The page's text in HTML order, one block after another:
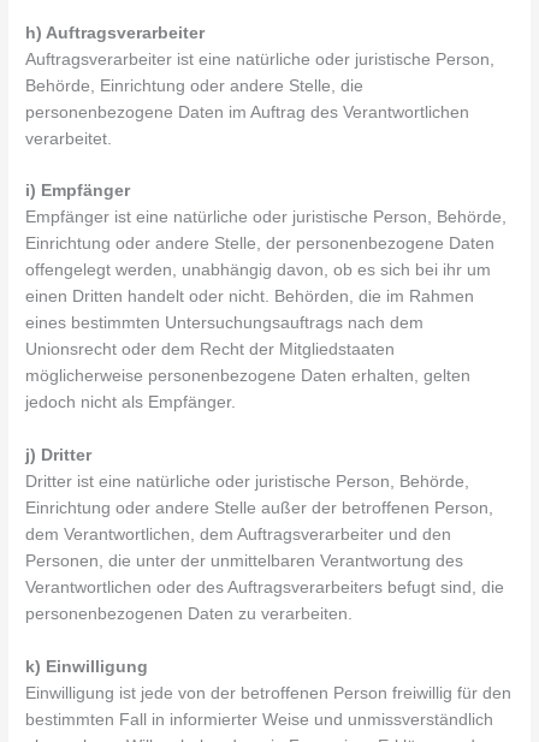
h) Auftragsverarbeiter
Auftragsverarbeiter ist eine natürliche oder juristische Person,
Behörde, Einrichtung oder andere Stelle, die
personenbezogene Daten im Auftrag des Verantwortlichen
verarbeitet.
i) Empfänger
Empfänger ist eine natürliche oder juristische Person, Behörde,
Einrichtung oder andere Stelle, der personenbezogene Daten
offengelegt werden, unabhängig davon, ob es sich bei ihr um
einen Dritten handelt oder nicht. Behörden, die im Rahmen
eines bestimmten Untersuchungsauftrags nach dem
Unionsrecht oder dem Recht der Mitgliedstaaten
möglicherweise personenbezogene Daten erhalten, gelten
jedoch nicht als Empfänger.
j) Dritter
Dritter ist eine natürliche oder juristische Person, Behörde,
Einrichtung oder andere Stelle außer der betroffenen Person,
dem Verantwortlichen, dem Auftragsverarbeiter und den
Personen, die unter der unmittelbaren Verantwortung des
Verantwortlichen oder des Auftragsverarbeiters befugt sind, die
personenbezogenen Daten zu verarbeiten.
k) Einwilligung
Einwilligung ist jede von der betroffenen Person freiwillig für den
bestimmten Fall in informierter Weise und unmissverständlich